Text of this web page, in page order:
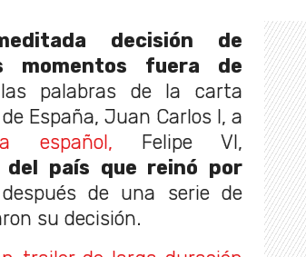
decisión de
momentos fuera de
palabras de la carta
España, Juan Carlos I, a
español, Felipe VI,
del país que reinó por
de una serie de
su decisión.